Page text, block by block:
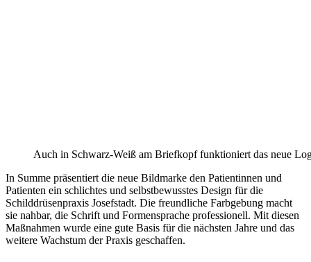
Auch in Schwarz-Weiß am Briefkopf funktioniert das neue
In Summe präsentiert die neue Bildmarke den Patientinnen und
Patienten ein schlichtes und selbstbewusstes Design für die
Schilddrüsenpraxis Josefstadt. Die freundliche Farbgebung macht
sie nahbar, die Schrift und Formensprache professionell. Mit diesen
Maßnahmen wurde eine gute Basis für die nächsten Jahre und das
weitere Wachstum der Praxis geschaffen.